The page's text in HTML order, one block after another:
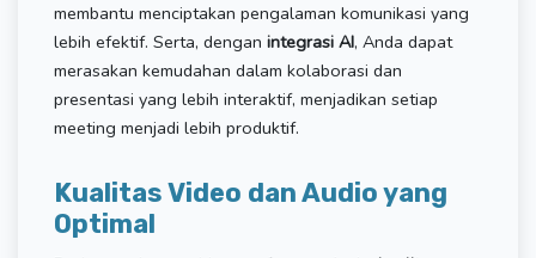
membantu menciptakan pengalaman komunikasi yang
lebih efektif. Serta, dengan integrasi AI, Anda dapat
merasakan kemudahan dalam kolaborasi dan
presentasi yang lebih interaktif, menjadikan setiap
meeting menjadi lebih produktif.
Kualitas Video dan Audio yang
Optimal